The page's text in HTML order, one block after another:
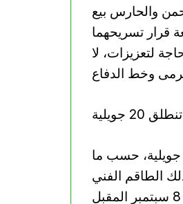
والحارس بيع
قرار تسريحهما
لتعزيزات، لا
على الصعيد الفني، تنتظر جماهير جمعية وهران انطلاق التحضيرات يوم 20 جويلية، حسب ما
الطاقم الفني